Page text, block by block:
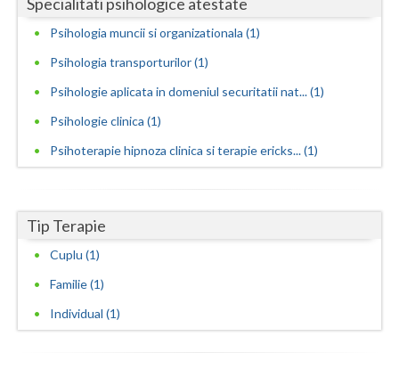
Valcea
Psihologia muncii si organizationala (1)
Psihologia transporturilor (1)
Psihologie aplicata in domeniul securitatii nat... (1)
Psihologie clinica (1)
Psihoterapie hipnoza clinica si terapie ericks... (1)
Tip Terapie
Cuplu (1)
Familie (1)
Individual (1)